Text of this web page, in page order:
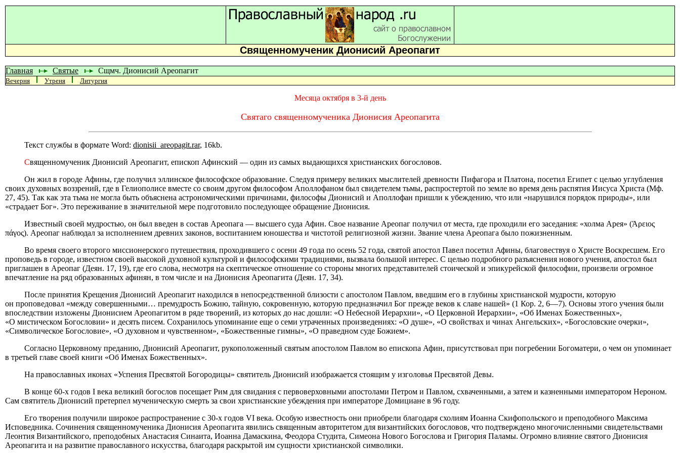
Священномученик Дионисий Ареопагит
Главная Святые Сщмч. Дионисий Ареопагит
Вечерня Утреня Литургия
Месяца октября в 3-й день
Святаго священномученика Дионисия Ареопагита
Текст службы в формате Word: dionisii_areopagit.rar, 16kb.
Священномученик Дионисий Ареопагит, епископ Афинский — один из самых выдающихся христианских богословов.
Он жил в городе Афины, где получил эллинское философское образование. Следуя примеру великих мыслителей древности Пифагора и Платона, посетил Египет с целью углубления
своих духовных воззрений, где в Гелиополисе вместе со своим другом философом Аполлофаном был свидетелем тьмы, распростертой по земле во время день распятия Иисуса Христа (Мф.
27, 45). Так как эта тьма не могла быть объяснена астрономическими причинами, философы Дионисий и Аполлофан пришли к убеждению, что или «нарушился порядок природы», или
«страдает Бог». Это переживание в значительной мере подготовило последующее обращение Дионисия.
Известный своей мудростью, он был введен в состав Ареопага — высшего суда Афин. Свое название Ареопаг получил от места, где проходили его заседания: «холма Арея» (Άρειος
πάγος). Ареопаг наблюдал за исполнением древних законов, воспитанием юношества и чистотой религиозной жизни. Звание члена Ареопага было пожизненным.
Во время своего второго миссионерского путешествия, проходившего с осени 49 года по осень 52 года, святой апостол Павел посетил Афины, благовествуя о Христе Воскресшем. Его
проповедь в городе, известном своей высокой духовной культурой и философскими традициями, вызвала большой интерес. С целью подробного разъяснения нового учения, апостол был
приглашен в Ареопаг (Деян. 17, 19), где его слова, несмотря на скептическое отношение со стороны многих представителей стоической и эпикурейской философии, произвели огромное
впечатление на ряд образованных афинян, в том числе и на Дионисия Ареопагита (Деян. 17, 34).
После принятия Крещения Дионисий Ареопагит находился в непосредственной близости с апостолом Павлом, введшим его в глубины христианской мудрости, которую
он проповедовал «между совершенными… премудрость Божию, тайную, сокровенную, которую предназначил Бог прежде веков к славе нашей» (1 Кор. 2, 6—7). Основы этого учения были
впоследствии изложены Дионисием Ареопагитом в ряде творений, из которых до нас дошли: «О Небесной Иерархии», «О Церковной Иерархии», «Об Именах Божественных»,
«О мистическом Богословии» и десять писем. Сохранилось упоминание еще о семи утраченных произведениях: «О душе», «О свойствах и чинах Ангельских», «Богословские очерки»,
«Символическое Богословие», «О духовном и чувственном», «Божественные гимны», «О праведном суде Божием».
Согласно Церковному преданию, Дионисий Ареопагит, рукоположенный святым апостолом Павлом во епископа Афин, присутствовал при погребении Богоматери, о чем он упоминает
в третьей главе своей книги «Об Именах Божественных».
На православных иконах «Успения Пресвятой Богородицы» святитель Дионисий изображается стоящим у изголовья Пресвятой Девы.
В конце 60-х годов I века великий богослов посещает Рим для свидания с первоверховными апостолами Петром и Павлом, схваченными, а затем и казненными императором Нероном.
Сам святитель Дионисий претерпел мученическую смерть за свои христианские убеждения при императоре Домициане в 96 году.
Его творения получили широкое распространение с 30-х годов VI века. Особую известность они приобрели благодаря схолиям Иоанна Скифопольского и преподобного Максима
Исповедника. Сочинения священномученика Дионисия Ареопагита явились священным авторитетом для византийских богословов, что подтверждено многочисленными свидетельствами
Леонтия Византийского, преподобных Анастасия Синаита, Иоанна Дамаскина, Феодора Студита, Симеона Нового Богослова и Григория Паламы. Огромно влияние святого Дионисия
Ареопагита и на развитие православного искусства, благодаря раскрытой им сущности христианской символики.